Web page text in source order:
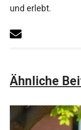
und erlebt.
Ähnliche